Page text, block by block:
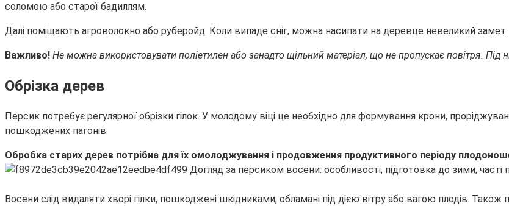
соломою або старої бадиллям.
Далі поміщають агроволокно або руберойд. Коли випаде сніг, можна насипати на деревце невеликий замет.
Важливо! Не можна використовувати поліетилен або занадто щільний матеріал, що не пропускає повітря. Під
Обрізка дерев
Персик потребує регулярної обрізки гілок. У молодому віці це необхідно для формування крони,
пошкоджених пагонів.
Обробка старих дерев потрібна для їх омолоджування і продовження продуктивного періоду
Восени слід видаляти хворі гілки, пошкоджені шкідниками, обламані під дією вітру або вагою плодів.